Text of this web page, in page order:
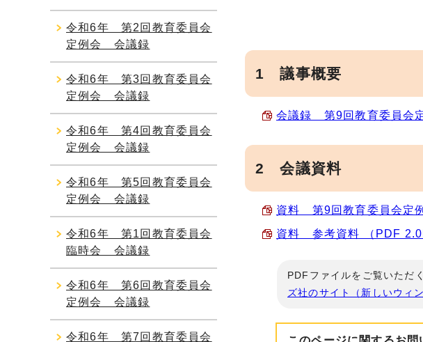
1 議事概要
会議録 第9回教育委員会
2 会議資料
資料 第9回教育委員会定
資料 参考資料 （PDF
PDFファイルをご覧いただ
ズ社のサイト（新しいウィ
令和6年 第2回教育委員会
定例会 会議録
令和6年 第3回教育委員会
定例会 会議録
令和6年 第4回教育委員会
定例会 会議録
令和6年 第5回教育委員会
定例会 会議録
令和6年 第1回教育委員会
臨時会 会議録
令和6年 第6回教育委員会
定例会 会議録
令和6年 第7回教育委員会